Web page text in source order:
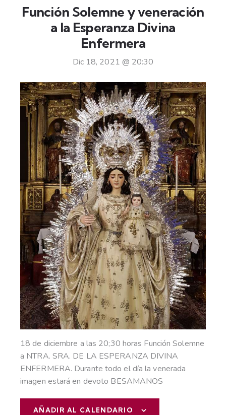
Función Solemne y veneración
a la Esperanza Divina
Enfermera
Dic 18, 2021 @ 20:30
18 de diciembre a las 20;30 horas Función Solemne
a NTRA. SRA. DE LA ESPERANZA DIVINA
ENFERMERA. Durante todo el día la venerada
imagen estará en devoto BESAMANOS
AÑADIR AL CALENDARIO